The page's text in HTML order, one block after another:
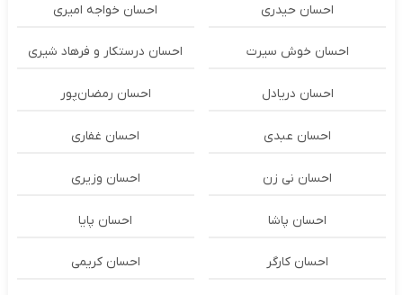
احسان حیدری احسان خواجه امیری
احسان خوش سیرت احسان درستكار و فرهاد شيرى
احسان دریادل احسان رمضان‌پور
احسان عبدی احسان غفاری
احسان نی زن احسان وزیری
احسان پاشا احسان پایا
احسان کارگر احسان کریمی